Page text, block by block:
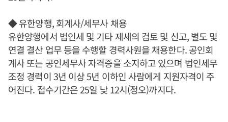
◆ 유한양행, 회계사/세무사 채용
유한양행에서 법인세 및 기타 제세의 검토 및 신고, 별도 및
연결 결산 업무 등을 수행할 경력사원을 채용한다. 공인회
계사 또는 공인세무사 자격증을 소지하고 있으며 법인세무
조정 경력이 3년 이상 5년 이하인 사람에게 지원자격이 주
어진다. 접수기간은 25일 낮 12시(정오)까지다.